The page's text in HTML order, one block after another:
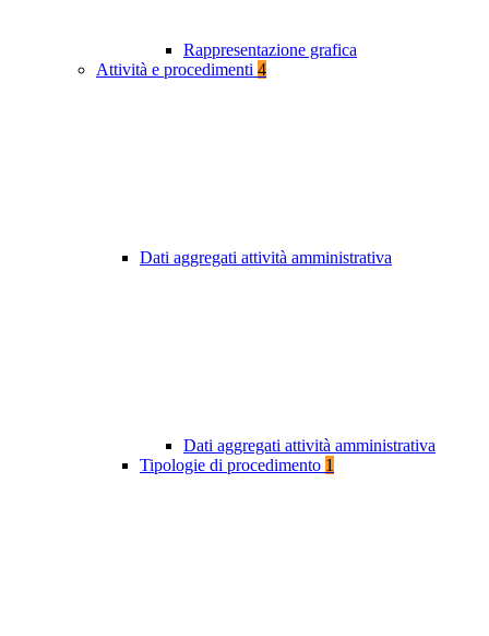
Rappresentazione grafica
Attività e procedimenti 4
Dati aggregati attività amministrativa
Dati aggregati attività amministrativa
Tipologie di procedimento 1